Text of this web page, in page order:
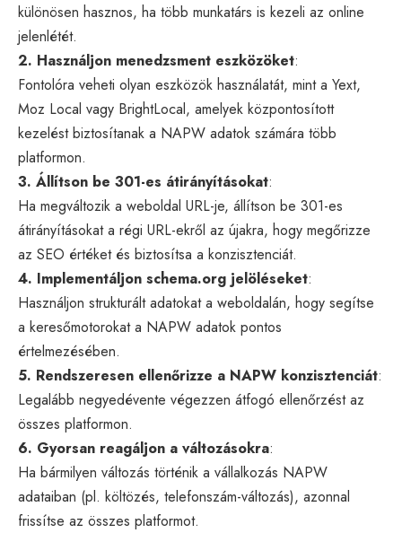
különösen hasznos, ha több munkatárs is kezeli az online
jelenlétét.
2. Használjon menedzsment eszközöket:
Fontolóra veheti olyan eszközök használatát, mint a Yext,
Moz Local vagy BrightLocal, amelyek központosított
kezelést biztosítanak a NAPW adatok számára több
platformon.
3. Állítson be 301-es átirányításokat:
Ha megváltozik a weboldal URL-je, állítson be 301-es
átirányításokat a régi URL-ekről az újakra, hogy megőrizze
az SEO értéket és biztosítsa a konzisztenciát.
4. Implementáljon schema.org jelöléseket:
Használjon strukturált adatokat a weboldalán, hogy segítse
a keresőmotorokat a NAPW adatok pontos
értelmezésében.
5. Rendszeresen ellenőrizze a NAPW konzisztenciát:
Legalább negyedévente végezzen átfogó ellenőrzést az
összes platformon.
6. Gyorsan reagáljon a változásokra:
Ha bármilyen változás történik a vállalkozás NAPW
adataiban (pl. költözés, telefonszám-változás), azonnal
frissítse az összes platformot.